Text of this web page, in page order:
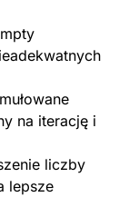
na iterację i
liczby
lepsze